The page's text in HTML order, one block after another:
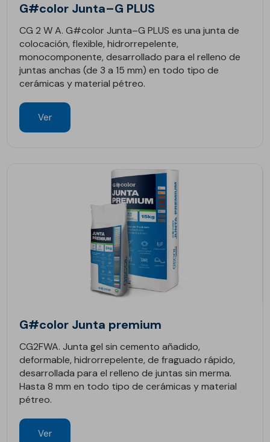
G#color Junta–G PLUS
CG 2 W A. G#color Junta–G PLUS es una junta de
colocación, flexible, hidrorrepelente,
monocomponente, desarrollado para el relleno de
juntas anchas (de 3 a 15 mm) en todo tipo de
cerámicas y material pétreo.
Ver
G#color Junta premium
CG2FWA. Junta gel sin cemento añadido,
deformable, hidrorrepelente, de fraguado rápido,
desarrollada para el relleno de juntas sin merma.
Hasta 8 mm en todo tipo de cerámicas y material
pétreo.
Ver